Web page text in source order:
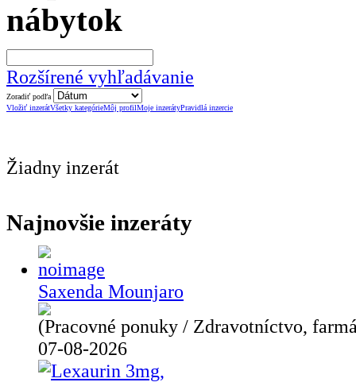
nábytok
Rozšírené vyhľadávanie
Zoradiť podľa
Vložiť inzerátVšetky kategórieMôj profilMoje inzerátyPravidlá inzercie
Žiadny inzerát
Najnovšie inzeráty
Saxenda Mounjaro
(Pracovné ponuky / Zdravotníctvo,
07-08-2026